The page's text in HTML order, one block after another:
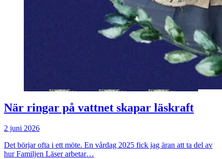
När ringar på vattnet skapar läskraft
2 juni 2026
Det börjar ofta i ett möte. En vårdag 2025 fick jag äran att ta del av
hur Familjen Läser arbetar…